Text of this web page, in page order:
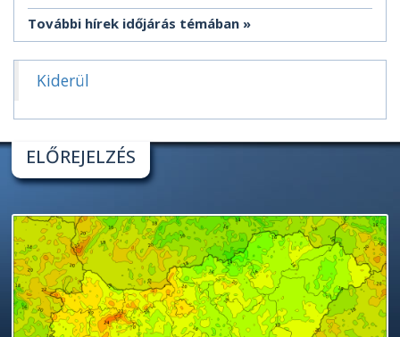
További hírek időjárás témában
Kiderül
ELŐREJELZÉS